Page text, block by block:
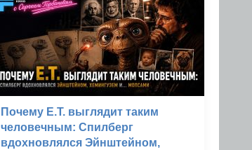
Почему E.T. выглядит таким
человечным: Спилберг
вдохновлялся Эйнштейном,